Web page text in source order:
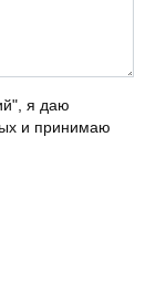
я даю
и принимаю